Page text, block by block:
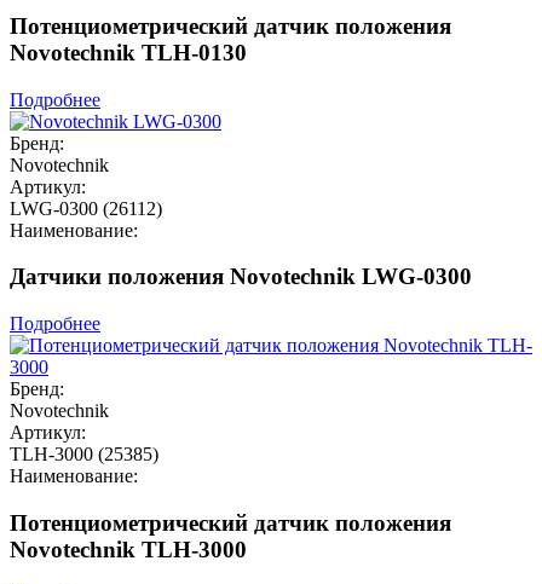
Потенциометрический датчик положения
Novotechnik TLH-0130
Подробнее
Бренд:
Novotechnik
Артикул:
LWG-0300 (26112)
Наименование:
Датчики положения Novotechnik LWG-0300
Подробнее
Бренд:
Novotechnik
Артикул:
TLH-3000 (25385)
Наименование:
Потенциометрический датчик положения
Novotechnik TLH-3000